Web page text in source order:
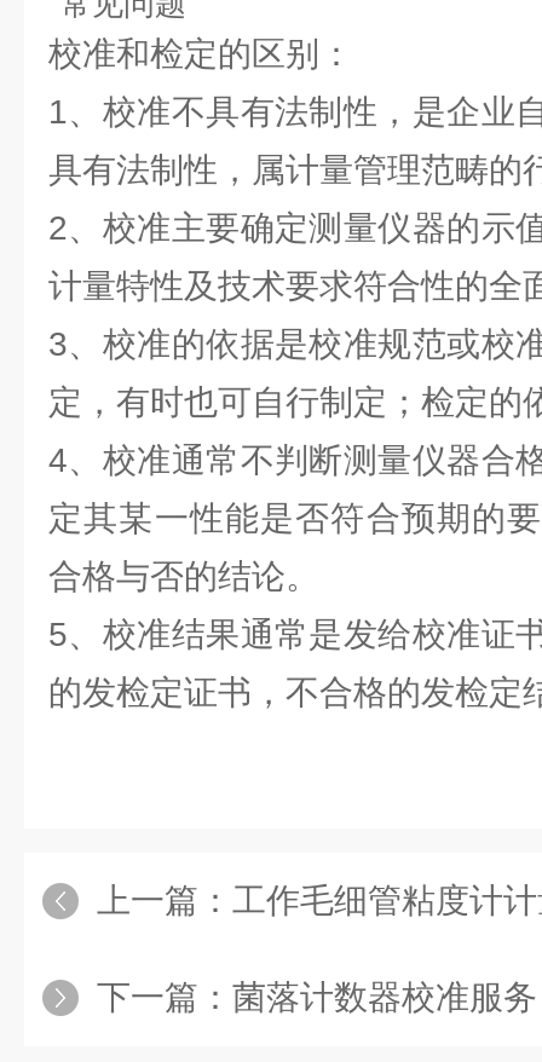
校准和检定的区别：
1、校准不具有法制性，是企业
具有法制性，属计量管理范畴的
2、校准主要确定测量仪器的示
计量特性及技术要求符合性的全
3、校准的依据是校准规范或校
定，有时也可自行制定；检定的
4、校准通常不判断测量仪器合
定其某一性能是否符合预期的
合格与否的结论。
5、校准结果通常是发给校准证
的发检定证书，不合格的发检定
上一篇： 工作毛细管粘度计计
下一篇： 菌落计数器校准服